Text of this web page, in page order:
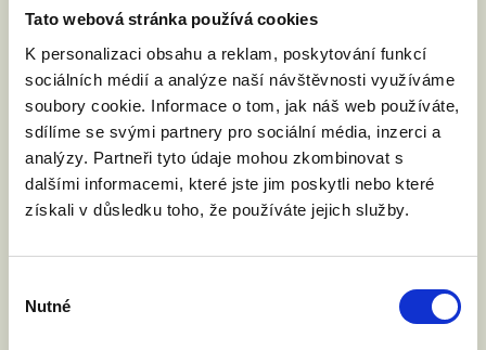
Tato webová stránka používá cookies
K personalizaci obsahu a reklam, poskytování funkcí
sociálních médií a analýze naší návštěvnosti využíváme
soubory cookie. Informace o tom, jak náš web používáte,
sdílíme se svými partnery pro sociální média, inzerci a
analýzy. Partneři tyto údaje mohou zkombinovat s
dalšími informacemi, které jste jim poskytli nebo které
získali v důsledku toho, že používáte jejich služby.
souhlasu
Nutné
Číst článek